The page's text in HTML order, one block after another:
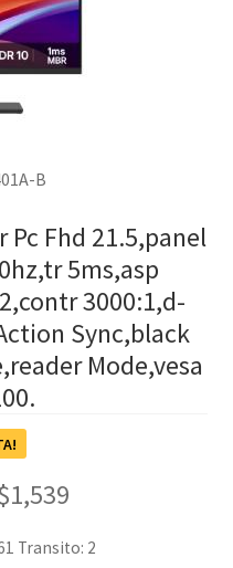
B
Fhd 21.5,panel
5ms,asp
3000:1,d-
Sync,black
Mode,vesa
1,539
Transito: 2